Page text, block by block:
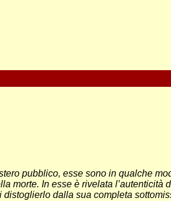
pubblico, esse sono in qualche
morte. In esse è rivelata l’autenticità
dalla sua completa